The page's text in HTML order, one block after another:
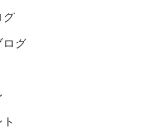
グ
ログ